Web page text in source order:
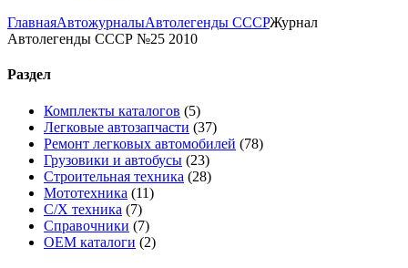
ГлавнаяАвтожурналыАвтолегенды СССРЖурнал
Автолегенды СССР №25 2010
Раздел
Комплекты каталогов (5)
Легковые автозапчасти (37)
Ремонт легковых автомобилей (78)
Грузовики и автобусы (23)
Строительная техника (28)
Мототехника (11)
С/Х техника (7)
Справочники (7)
OEM каталоги (2)